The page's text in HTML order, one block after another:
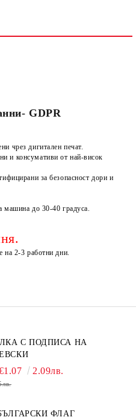
GDPR
чрез дигитален печат.
и консумативи от най-висок
за безопасност дори и
машина до 30-40 градуса.
на 2-3 работни дни.
С ПОДПИСА НА
2.09лв.
ФЛАГ